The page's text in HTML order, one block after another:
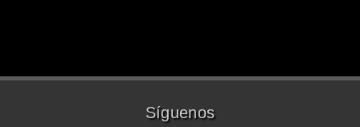
Síguenos